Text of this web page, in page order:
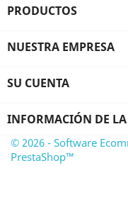
PRODUCTOS
NUESTRA EMPRESA
SU CUENTA
INFORMACIÓN DE
© 2026 - Software
PrestaShop™